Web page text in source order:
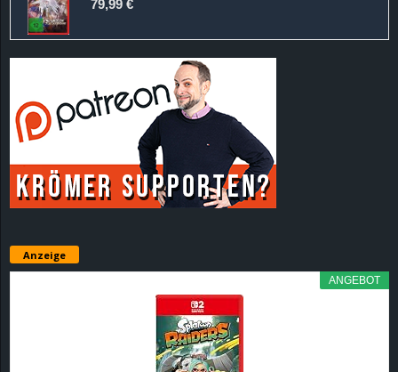
79,99 €
Anzeige
ANGEBOT